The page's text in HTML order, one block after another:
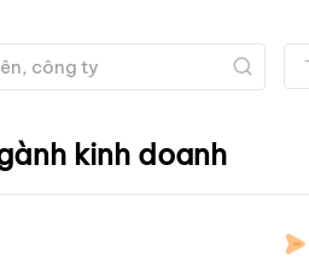
kinh doanh